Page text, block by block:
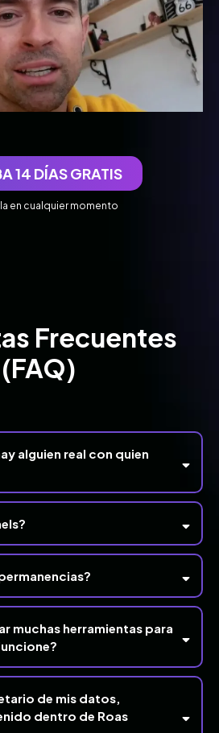
14 DÍAS GRATIS
en cualquier momento
Frecuentes
(FAQ)
alguien real con quien
WhatsApp o a
ecosistema
lugar
muchas herramientas para
de mis datos,
dentro de Roas